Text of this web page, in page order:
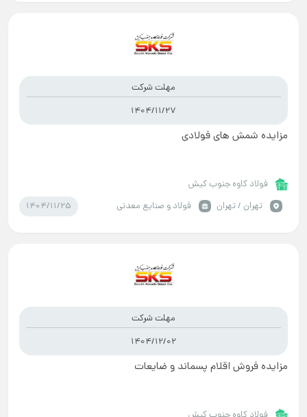
مهلت شرکت
1404/11/27
مزایده شمش های فولادی
فولاد کاوه جنوب کیش
تهران / تهران
فولاد و صنایع معدنی 1404/11/25
مهلت شرکت
1404/12/02
مزایده فروش اقلام پسماند و ضایعات